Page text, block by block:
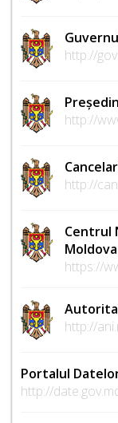
http://
http://
http://
Centrul
Moldova
https://
http://
Portalul
http://